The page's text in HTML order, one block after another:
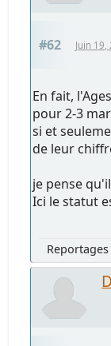
#62 Juin
En fait,
pour 2-3
si et
de leur
je pense
Ici le statut